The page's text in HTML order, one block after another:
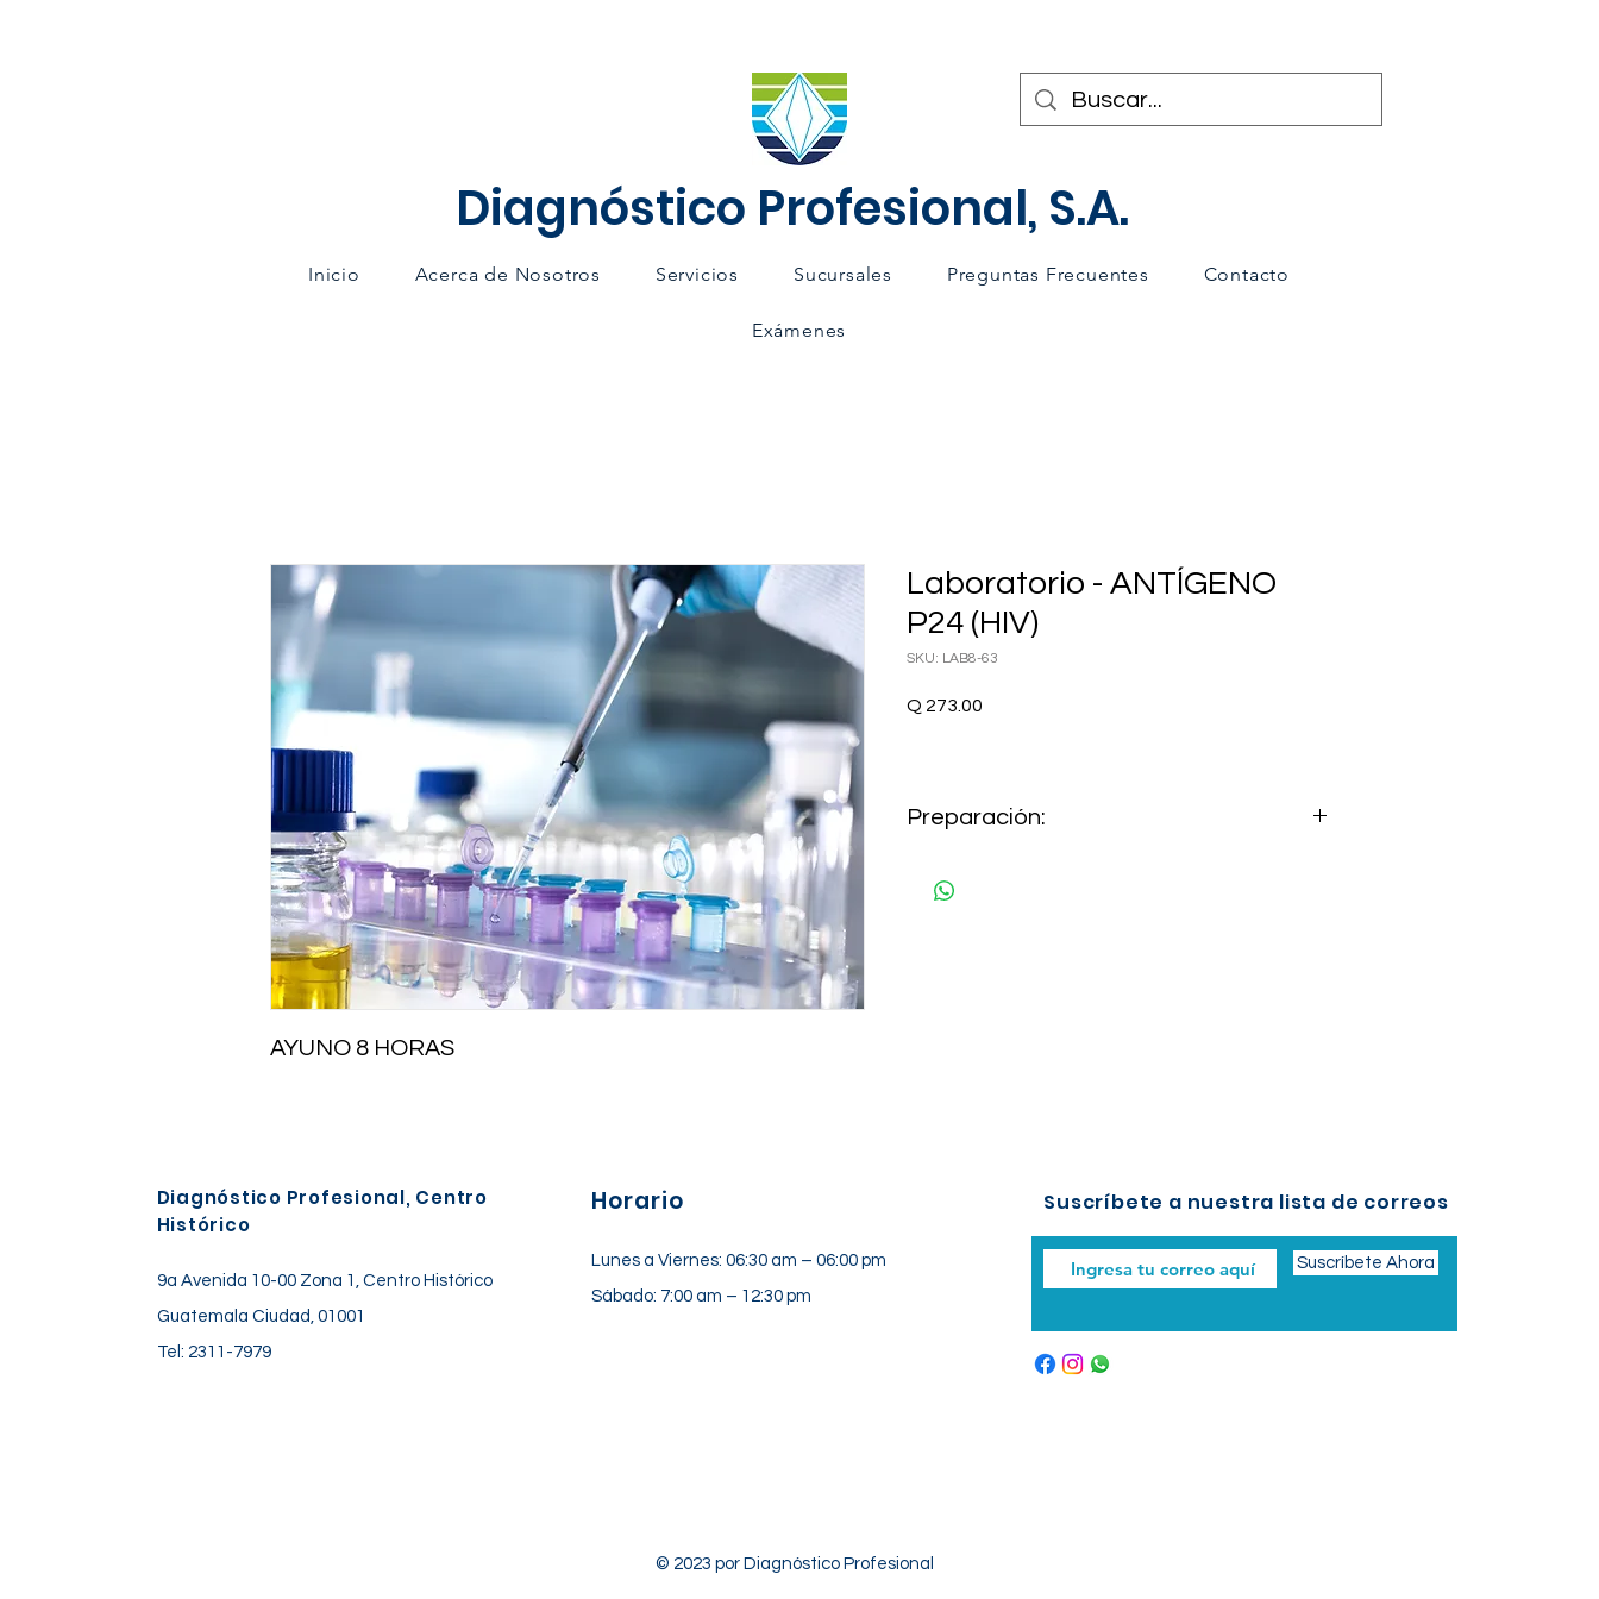
Diagnóstico Profesional, S.A.
Inicio Acerca de Nosotros Servicios Sucursales Preguntas Frecuentes Contacto
Exámenes
AYUNO 8 HORAS
Laboratorio - ANTÍGENO
P24 (HIV)
SKU: LAB8-63
Q 273.00
Preparación:
Diagnóstico Profesional, Centro
Histórico
9a Avenida 10-00 Zona 1, Centro Histórico
Guatemala Ciudad, 01001
Tel: 2311-7979
Horario
Lunes a Viernes: 06:30 am – 06:00 pm
Sábado: 7:00 am – 12:30 pm
Suscríbete a nuestra lista de correos
Suscríbete Ahora
© 2023 por Diagnóstico Profesional